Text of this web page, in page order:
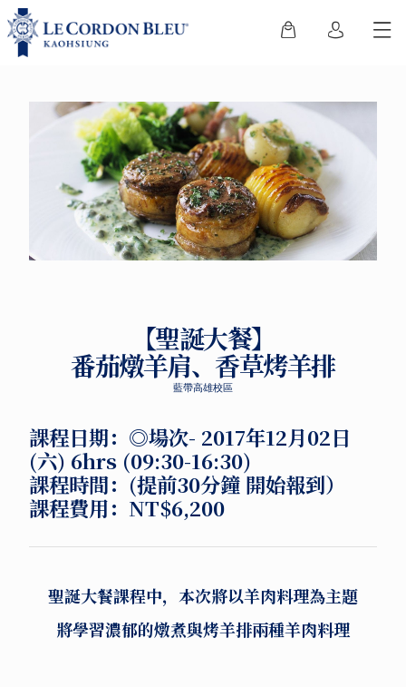
【聖誕大餐】
番茄燉羊肩、香草烤羊排
藍帶高雄校區
課程日期： ◎場次- 2017年12月02日
(六) 6hrs (09:30-16:30)
課程時間： (提前30分鐘 開始報到）
課程費用： NT$6,200
聖誕大餐課程中，本次將以羊肉料理為主題
將學習濃郁的燉煮與烤羊排兩種羊肉料理